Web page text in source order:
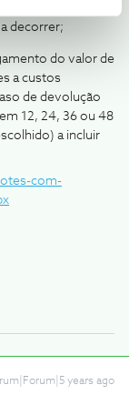
decorrer;
do valor de
a custos
de devolução
12, 24, 36 ou 48
a incluir
com-
years ago